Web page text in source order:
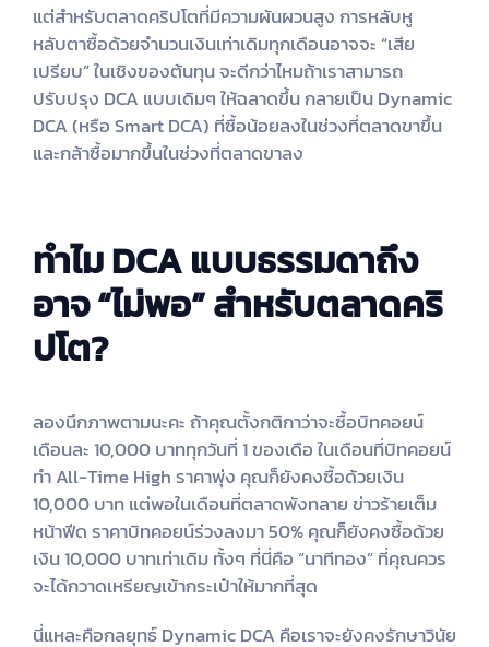
แต่สำหรับตลาดคริปโตที่มีความผันผวนสูง การหลับหู
หลับตาซื้อด้วยจำนวนเงินเท่าเดิมทุกเดือนอาจจะ “เสีย
เปรียบ” ในเชิงของต้นทุน จะดีกว่าไหมถ้าเราสามารถ
ปรับปรุง DCA แบบเดิมๆ ให้ฉลาดขึ้น กลายเป็น Dynamic
DCA (หรือ Smart DCA) ที่ซื้อน้อยลงในช่วงที่ตลาดขาขึ้น
และกล้าซื้อมากขึ้นในช่วงที่ตลาดขาลง
ทำไม DCA แบบธรรมดาถึง
อาจ “ไม่พอ” สำหรับตลาดคริ
ปโต?
ลองนึกภาพตามนะคะ ถ้าคุณตั้งกติกาว่าจะซื้อบิทคอยน์
เดือนละ 10,000 บาททุกวันที่ 1 ของเดือ ในเดือนที่บิทคอยน์
ทำ All-Time High ราคาพุ่ง คุณก็ยังคงซื้อด้วยเงิน
10,000 บาท แต่พอในเดือนที่ตลาดพังทลาย ข่าวร้ายเต็ม
หน้าฟีด ราคาบิทคอยน์ร่วงลงมา 50% คุณก็ยังคงซื้อด้วย
เงิน 10,000 บาทเท่าเดิม ทั้งๆ ที่นี่คือ “นาทีทอง” ที่คุณควร
จะได้กวาดเหรียญเข้ากระเป๋าให้มากที่สุด
นี่แหละคือกลยุทธ์ Dynamic DCA คือเราจะยังคงรักษาวินัย